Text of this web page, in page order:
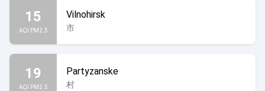
15
AQI PM2.5
Vilnohirsk
市
19
AQI PM2.5
Partyzanske
村